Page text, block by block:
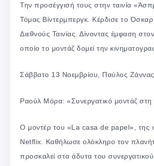
Την προσέγγισή τους στην ταινία
Τόμας Βίντερμπεργκ. Κέρδισε το
Διεθνούς Ταινίας. Δίνοντας έμφαση
οποίο το μοντάζ δομεί την
Σάββατο 13 Νοεμβρίου, Παύλος
Ραούλ Μόρα: «Συνεργατικό μοντάζ
Ο μοντέρ του «La casa de papel», της
Netflix. Καθήλωσε ολόκληρο τον
προσκαλεί στα άδυτα του